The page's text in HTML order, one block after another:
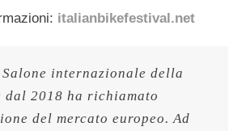
italianbikefestival.net
internazionale della
dal 2018 ha richiamato
del mercato europeo. Ad